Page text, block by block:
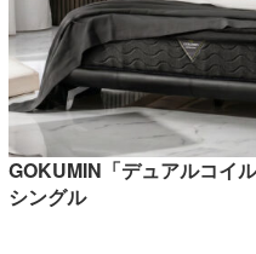
GOKUMIN「デュアルコイ
シングル